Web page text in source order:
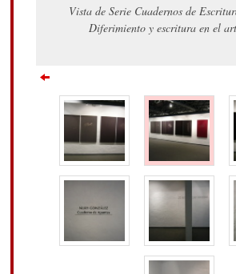
Vista de Serie Cuadernos de
Diferimiento y escritura en el